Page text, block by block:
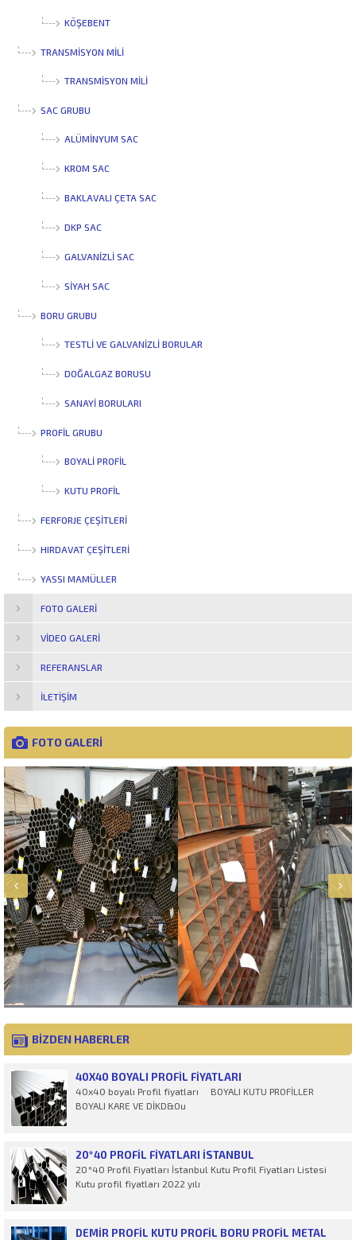
KÖŞEBENT
TRANSMİSYON MİLİ
TRANSMISYON MILI
SAC GRUBU
ALÜMINYUM SAC
KROM SAC
BAKLAVALI ÇETA SAC
DKP SAC
GALVANIZLI SAC
SIYAH SAC
BORU GRUBU
TESTLI VE GALVANIZLI BORULAR
DOĞALGAZ BORUSU
SANAYI BORULARI
PROFİL GRUBU
BOYALI PROFIL
KUTU PROFIL
FERFORJE ÇEŞİTLERİ
HIRDAVAT ÇEŞİTLERİ
YASSI MAMÜLLER
FOTO GALERI
VIDEO GALERI
REFERANSLAR
İLETIŞIM
FOTO GALERİ
BİZDEN HABERLER
40X40 BOYALI PROFIL FIYATLARI
40x40 boyalı Profil fiyatları BOYALI KUTU PROFİLLER
BOYALI KARE VE DİKD&Ou
20*40 PROFIL FIYATLARI İSTANBUL
20*40 Profil Fiyatları İstanbul Kutu Profil Fiyatları Listesi
Kutu profil fiyatları 2022 yılı
DEMIR PROFIL KUTU PROFIL BORU PROFIL METAL